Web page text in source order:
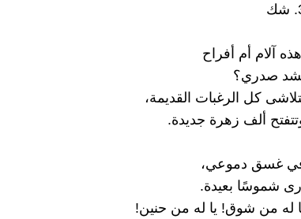
أهذه آلام أم أفراح
صدري؟
كل الرغبات القديمة،
ألف زهرة جديدة.
غسق دموعي،
أرى شموسًا بعيدة.
له من شوق! يا له من حنين!